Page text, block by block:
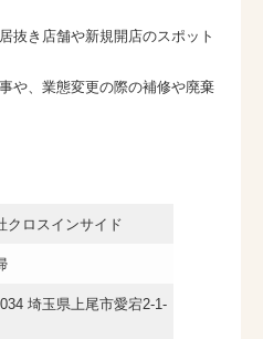
抜き店舗や新規開店のスポット
や、業態変更の際の補修や廃棄
クロスインサイド
埼玉県上尾市愛宕2-1-